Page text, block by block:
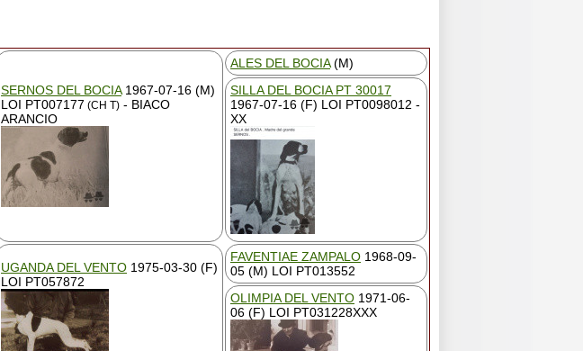
SERNOS DEL BOCIA1967-07-16 (M)
LOI PT007177 (CH T) - BIACO
ARANCIO
ALES DEL BOCIA(M)
SILLA DEL BOCIA PT 30017
1967-07-16 (F) LOI PT0098012 -
XX
UGANDA DEL VENTO 1975-03-30 (F)
LOI PT057872
FAVENTIAE ZAMPALO 1968-09-
05 (M) LOI PT013552
OLIMPIA DEL VENTO 1971-06-
06 (F) LOI PT031228XXX